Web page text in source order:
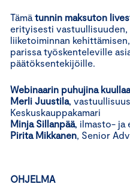
Tämä tunnin maksuton
erityisesti vastuullisuuden,
liiketoiminnan
parissa työskenteleville
päätöksentekijöille.
Webinaarin puhujina
Merli Juustila,
Keskuskauppakamari
Minja Sillanpää, ilmasto- ja
Pirita Mikkanen, Senior
OHJELMA